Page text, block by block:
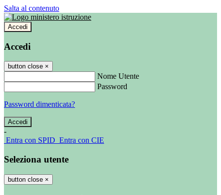
Salta al contenuto
Accedi
Accedi
button close ×
Nome Utente
Password
Password dimenticata?
-
Entra con SPID Entra con CIE
Seleziona utente
button close ×